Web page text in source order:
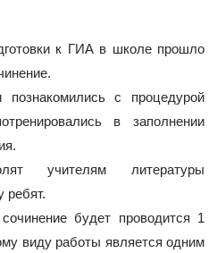
к ГИА в школе прошло
познакомились с процедурой
в заполнении
учителям литературы
ребят.
будет проводится 1
виду работы является одним